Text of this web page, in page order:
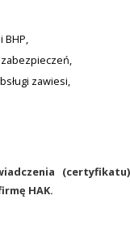
BHP,
zawiesi,
(certyfikatu)
HAK.